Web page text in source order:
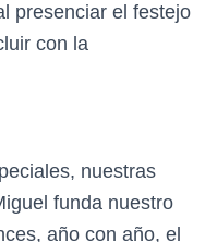
presenciar el festejo
con la
nuestras
funda nuestro
año con año, el